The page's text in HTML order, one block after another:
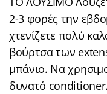
2-3 φορές την
χτενίζετε πολύ
βούρτσα των
μπάνιο. Να
δυνατό